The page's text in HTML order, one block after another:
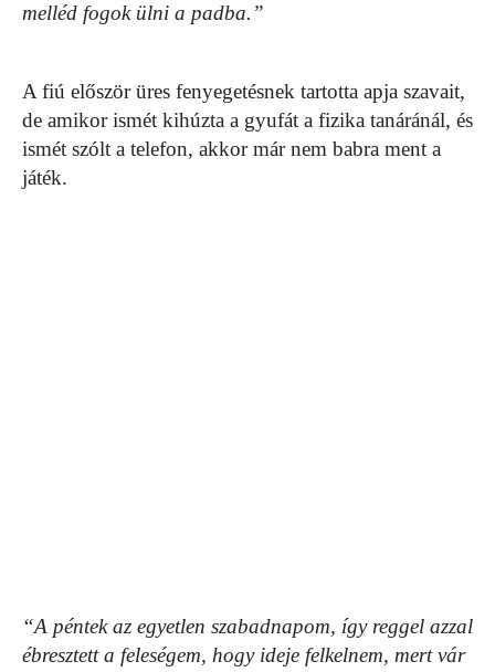
melléd fogok ülni a padba.”
A fiú először üres fenyegetésnek tartotta apja szavait,
de amikor ismét kihúzta a gyufát a fizika tanáránál, és
ismét szólt a telefon, akkor már nem babra ment a
játék.
“A péntek az egyetlen szabadnapom, így reggel azzal
ébresztett a feleségem, hogy ideje felkelnem, mert vár